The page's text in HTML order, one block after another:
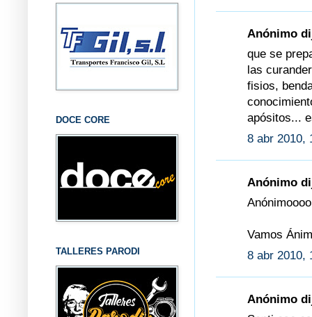
Anónimo
que se
las
fisios,
apósitos...
8 abr 2010,
Anónimo
Vamos
8 abr 2010,
Anónimo
DOCE CORE
TALLERES PARODI